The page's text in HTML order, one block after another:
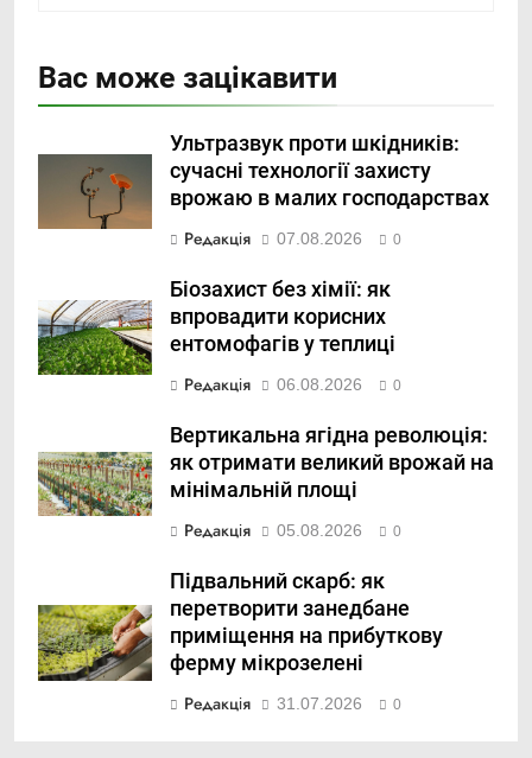
Вас може зацікавити
Ультразвук проти шкідників:
сучасні технології захисту
врожаю в малих господарствах
Редакція 07.08.2026 0
Біозахист без хімії: як
впровадити корисних
ентомофагів у теплиці
Редакція 06.08.2026 0
Вертикальна ягідна революція:
як отримати великий врожай на
мінімальній площі
Редакція 05.08.2026 0
Підвальний скарб: як
перетворити занедбане
приміщення на прибуткову
ферму мікрозелені
Редакція 31.07.2026 0